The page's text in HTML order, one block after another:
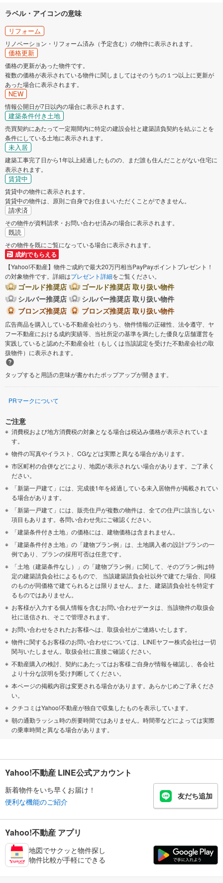
ラベル・アイコンの意味
リフォーム
リノベーション・リフォーム済み（予定含む）の物件に表示されます。
価格更新
価格の更新があった物件です。
複数の価格が表示されている物件に関しましてはそのうちの１つ以上に更新が
あった場合に表示されます。
NEW
情報公開日が7日以内の場合に表示されます。
建築条件付き土地
売買契約にあたって一定期間内に特定の建設会社と建築請負契約を結ぶことを
条件にしている土地に表示されます。
未入居
建築工事完了日から1年以上経過したものの、まだ誰も住んだことがない住宅に
表示されます。
賃貸中
賃貸中の物件に表示されます。
賃貸中の物件は、原則ご自身でお住まいいただくことができません。
請求済
その物件が資料請求・お問い合わせ済みの場合に表示されます。
既読
その物件を既にご覧になっている場合に表示されます。
成約でもらえる
【Yahoo!不動産】物件ご成約で最大20万円相当PayPayポイントプレゼント！
の対象物件です。詳細はプレゼント詳細をご覧ください。
ゴールド推奨店
ゴールド推奨店 取り扱い物件
シルバー推奨店
シルバー推奨店 取り扱い物件
ブロンズ推奨店
ブロンズ推奨店 取り扱い物件
広告商品を購入している不動産会社のうち、物件情報の正確性、法令遵守、ヤ
フー不動産における成約実績等、当社所定の基準を満たした優良な店舗運営を
実践していると認めた不動産会社（もしくは当該認定を受けた不動産会社の取
扱物件）に表示されます。
タップすると用語の意味が書かれたポップアップが開きます。
PRマークについて
ご注意
消費税および地方消費税の対象となる場合は税込み価格が表示されていま
す。
物件の写真やイラスト、CGなどは実際と異なる場合があります。
市区町村の合併などにより、地図が表示されない場合があります。ご了承く
ださい。
「新築一戸建て」には、完成後1年を経過している未入居物件が掲載されてい
る場合があります。
「新築一戸建て」には、販売住戸が複数の物件は、全ての住戸に該当しない
項目もあります。各問い合わせ先にご確認ください。
「建築条件付き土地」の価格には、建物価格は含まれません。
「建築条件付き土地」の「建物プラン例」は、土地購入者の設計プランの一
例であり、プランの採用可否は任意です。
「土地（建築条件なし）」の「建物プラン例」に関して、そのプラン例は特
定の建築請負会社によるもので、 当該建築請負会社以外で建てた場合、同様
のものが同価格で建てられるとは限りません。また、建築請負会社を特定す
るものではありません。
お客様が入力する個人情報を含むお問い合わせデータは、当該物件の取扱会
社に送信され、そこで管理されます。
お問い合わせをされたお客様へは、取扱会社がご連絡いたします。
物件に関するお客様のお問い合わせについては、LINEヤフー株式会社は一切
関与いたしません。取扱会社に直接ご確認ください。
不動産購入の検討、契約にあたってはお客様ご自身が情報を確認し、各会社
より十分な説明を受け判断してください。
本ページの掲載内容は変更される場合があります。あらかじめご了承くださ
い。
クチコミはYahoo!不動産が独自で収集したものを表示しています。
朝の通勤ラッシュ時の所要時間ではありません。時間帯などによっては実際
の乗車時間と異なる場合があります。
Yahoo!不動産 LINE公式アカウント
新着物件をいち早くお届け！
便利な機能のご紹介
友だち追加
Yahoo!不動産 アプリ
地図でサクッと物件探し
物件比較が手軽にできる